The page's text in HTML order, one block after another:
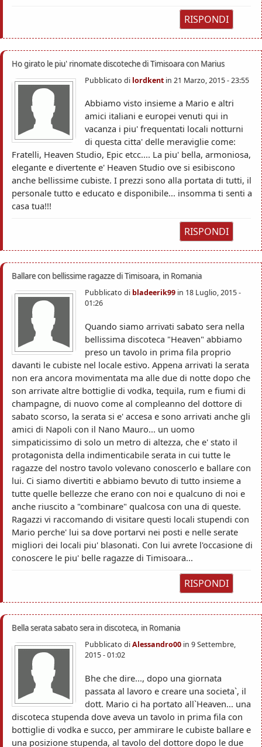
RISPONDI
Ho girato le piu' rinomate discoteche di Timisoara con Marius
Pubblicato di lordkent in 21 Marzo, 2015 - 23:55
Abbiamo visto insieme a Mario e altri
amici italiani e europei venuti qui in
vacanza i piu' frequentati locali notturni
di questa citta' delle meraviglie come:
Fratelli, Heaven Studio, Epic etcc.... La piu' bella, armoniosa,
elegante e divertente e' Heaven Studio ove si esibiscono
anche bellissime cubiste. I prezzi sono alla portata di tutti, il
personale tutto e educato e disponibile... insomma ti senti a
casa tua!!!
RISPONDI
Ballare con bellissime ragazze di Timisoara, in Romania
Pubblicato di bladeerik99 in 18 Luglio, 2015 -
01:26
Quando siamo arrivati sabato sera nella
bellissima discoteca "Heaven" abbiamo
preso un tavolo in prima fila proprio
davanti le cubiste nel locale estivo. Appena arrivati la serata
non era ancora movimentata ma alle due di notte dopo che
son arrivate altre bottiglie di vodka, tequila, rum e fiumi di
champagne, di nuovo come al compleanno del dottore di
sabato scorso, la serata si e' accesa e sono arrivati anche gli
amici di Napoli con il Nano Mauro... un uomo
simpaticissimo di solo un metro di altezza, che e' stato il
protagonista della indimenticabile serata in cui tutte le
ragazze del nostro tavolo volevano conoscerlo e ballare con
lui. Ci siamo divertiti e abbiamo bevuto di tutto insieme a
tutte quelle bellezze che erano con noi e qualcuno di noi e
anche riuscito a "combinare" qualcosa con una di queste.
Ragazzi vi raccomando di visitare questi locali stupendi con
Mario perche' lui sa dove portarvi nei posti e nelle serate
migliori dei locali piu' blasonati. Con lui avrete l'occasione di
conoscere le piu' belle ragazze di Timisoara...
RISPONDI
Bella serata sabato sera in discoteca, in Romania
Pubblicato diAlessandro00 in 9 Settembre,
2015 - 01:02
Bhe che dire..., dopo una giornata
passata al lavoro e creare una societa`, il
dott. Mario ci ha portato all`Heaven... una
discoteca stupenda dove aveva un tavolo in prima fila con
bottiglie di vodka e succo, per ammirare le cubiste ballare e
una posizione stupenda, al tavolo del dottore dopo le due